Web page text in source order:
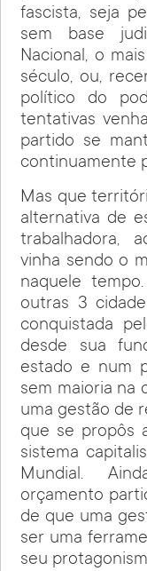
fascista, seja
sem base
Nacional, o
século, ou,
político do
tentativas
partido se
continuamente
Mas que
alternativa de
trabalhadora,
vinha sendo o
naquele
outras 3
conquistada
desde sua
estado e num
sem maioria na
uma gestão de
que se propôs
sistema
Mundial.
orçamento
de que uma
ser uma
seu